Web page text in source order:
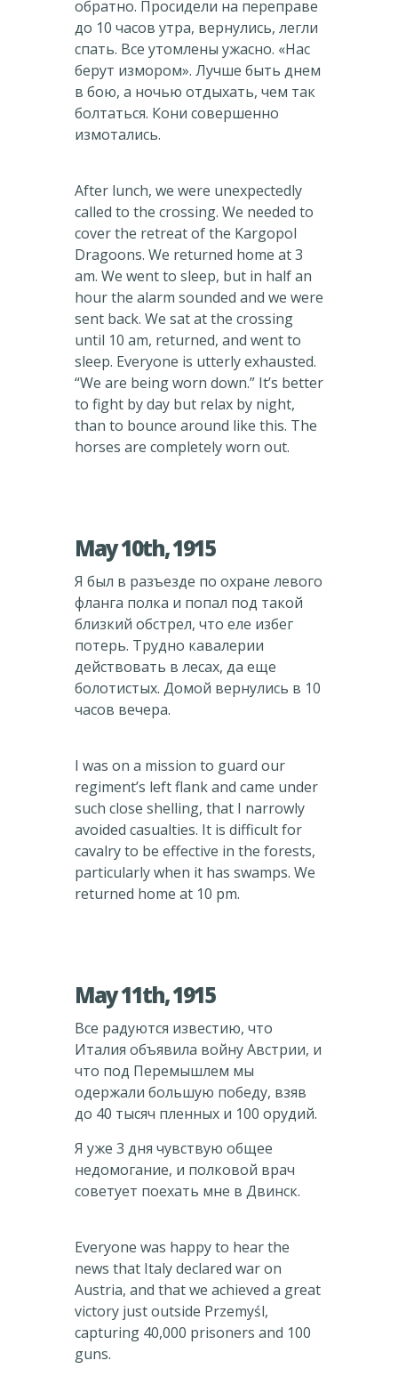
обратно. Просидели на переправе
до 10 часов утра, вернулись, легли
спать. Все утомлены ужасно. «Нас
берут измором». Лучше быть днем
в бою, а ночью отдыхать, чем так
болтаться. Кони совершенно
измотались.
After lunch, we were unexpectedly
called to the crossing. We needed to
cover the retreat of the Kargopol
Dragoons. We returned home at 3
am. We went to sleep, but in half an
hour the alarm sounded and we were
sent back. We sat at the crossing
until 10 am, returned, and went to
sleep. Everyone is utterly exhausted.
“We are being worn down.” It’s better
to fight by day but relax by night,
than to bounce around like this. The
horses are completely worn out.
May 10th, 1915
Я был в разъезде по охране левого
фланга полка и попал под такой
близкий обстрел, что еле избег
потерь. Трудно кавалерии
действовать в лесах, да еще
болотистых. Домой вернулись в 10
часов вечера.
I was on a mission to guard our
regiment’s left flank and came under
such close shelling, that I narrowly
avoided casualties. It is difficult for
cavalry to be effective in the forests,
particularly when it has swamps. We
returned home at 10 pm.
May 11th, 1915
Все радуются известию, что
Италия объявила войну Австрии, и
что под Перемышлем мы
одержали большую победу, взяв
до 40 тысяч пленных и 100 орудий.
Я уже 3 дня чувствую общее
недомогание, и полковой врач
советует поехать мне в Двинск.
Everyone was happy to hear the
news that Italy declared war on
Austria, and that we achieved a great
victory just outside Przemyśl,
capturing 40,000 prisoners and 100
guns.